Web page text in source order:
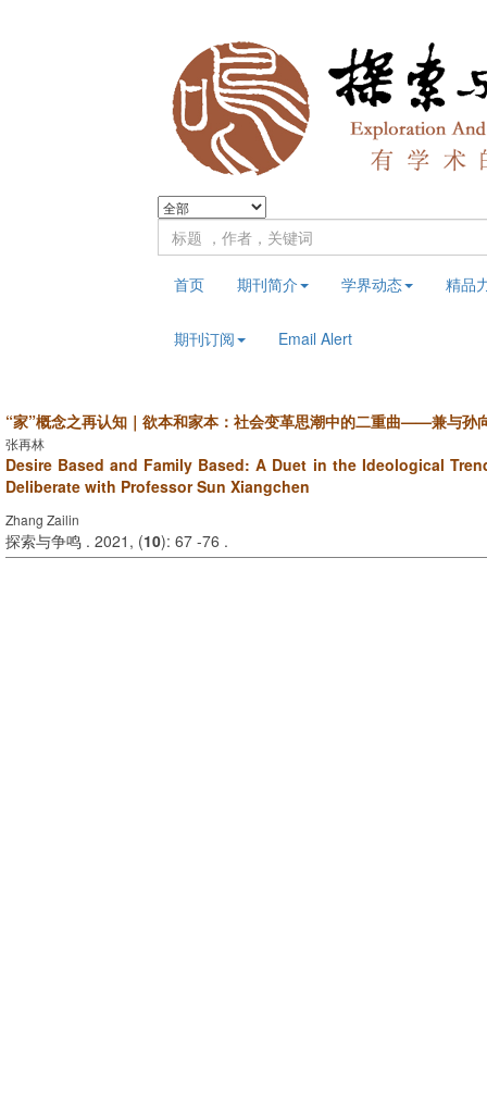
首页 期刊简介 学界动态 精品
期刊订阅 Email Alert
“家”概念之再认知｜欲本和家本：社会变革思潮中的二重曲——兼与孙
张再林
Desire Based and Family Based: A Duet in the Ideological
Deliberate with Professor Sun Xiangchen
Zhang Zailin
探索与争鸣 . 2021, (10): 67 -76 .